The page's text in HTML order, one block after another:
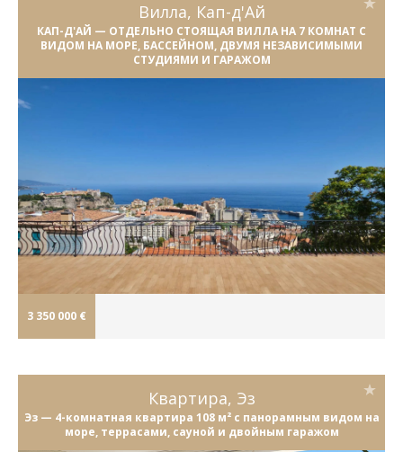
Вилла, Кап-д'Ай
КАП-Д'АЙ — ОТДЕЛЬНО СТОЯЩАЯ ВИЛЛА НА 7 КОМНАТ С
ВИДОМ НА МОРЕ, БАССЕЙНОМ, ДВУМЯ НЕЗАВИСИМЫМИ
СТУДИЯМИ И ГАРАЖОМ
3 350 000 €
Квартира, Эз
Эз — 4-комнатная квартира 108 м² с панорамным видом на
море, террасами, сауной и двойным гаражом